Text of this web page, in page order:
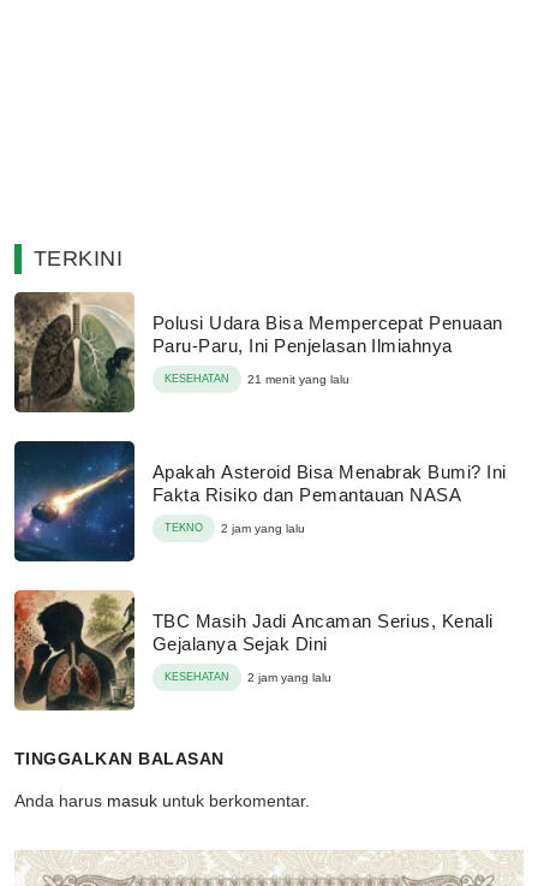
TERKINI
Polusi Udara Bisa Mempercepat Penuaan
Paru-Paru, Ini Penjelasan Ilmiahnya
KESEHATAN 21 menit yang lalu
Apakah Asteroid Bisa Menabrak Bumi? Ini
Fakta Risiko dan Pemantauan NASA
TEKNO 2 jam yang lalu
TBC Masih Jadi Ancaman Serius, Kenali
Gejalanya Sejak Dini
KESEHATAN 2 jam yang lalu
TINGGALKAN BALASAN
Anda harus masuk untuk berkomentar.